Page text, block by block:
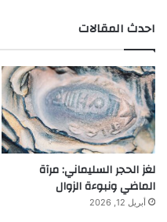
احدث المقالات
لغز الحجر السليماني: مرآة
الماضي ونبوءة الزوال
أبريل 12, 2026